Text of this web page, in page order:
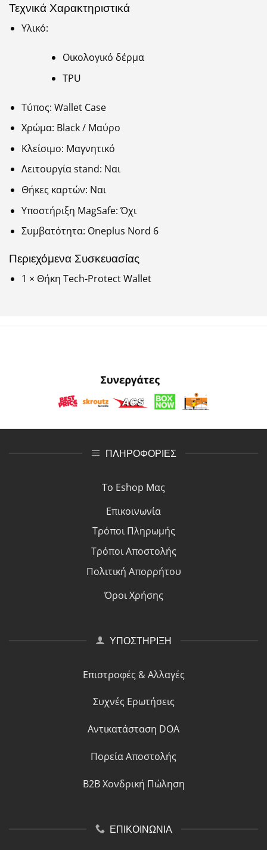
Τεχνικά Χαρακτηριστικά
Υλικό:
Οικολογικό δέρμα
TPU
Τύπος: Wallet Case
Χρώμα: Black / Μαύρο
Κλείσιμο: Μαγνητικό
Λειτουργία stand: Ναι
Θήκες καρτών: Ναι
Υποστήριξη MagSafe: Όχι
Συμβατότητα: Oneplus Nord 6
Περιεχόμενα Συσκευασίας
1 × Θήκη Tech-Protect Wallet
ΠΛΗΡΟΦΟΡΙΕΣ
Το Eshop Μας
Επικοινωνία
Τρόποι Πληρωμής
Τρόποι Αποστολής
Πολιτική Απορρήτου
Όροι Χρήσης
ΥΠΟΣΤΗΡΙΞΗ
Επιστροφές & Αλλαγές
Συχνές Ερωτήσεις
Αντικατάσταση DOA
Πορεία Αποστολής
B2B Χονδρική Πώληση
ΕΠΙΚΟΙΝΩΝΙΑ